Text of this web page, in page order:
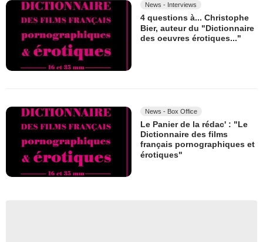
News - Interviews
4 questions à... Christophe
Bier, auteur du "Dictionnaire
des oeuvres érotiques..."
News - Box Office
Le Panier de la rédac' : "Le
Dictionnaire des films
français pornographiques et
érotiques"